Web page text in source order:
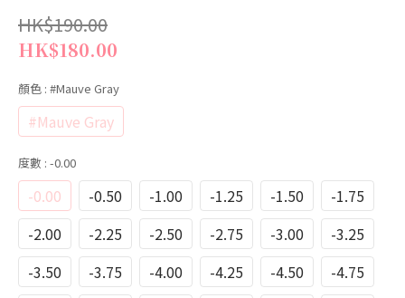
HK$190.00
HK$180.00
顏色 : #Mauve Gray
#Mauve Gray
度數 : -0.00
-0.00 -0.50 -1.00 -1.25 -1.50
-1.75
-2.00
-2.25 -2.50 -2.75 -3.00
-3.25
-3.50
-3.75 -4.00 -4.25 -4.50
-4.75